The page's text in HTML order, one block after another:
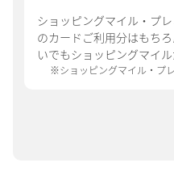
ショッピングマイル・プ
のカードご利用分はもち
いでもショッピングマイル
※ショッピングマイル・プ